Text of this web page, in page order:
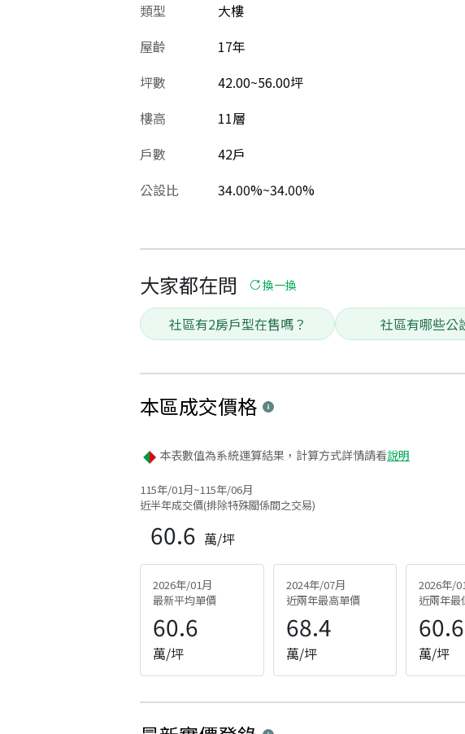
類型
大樓
屋齡
17年
坪數
42.00~56.00坪
樓高
11層
戶數
42戶
公設比
34.00%~34.00%
大家都在問 換一換
社區有2房戶型在售嗎？ 社區有哪些公
本區成交價格
本表數值為系統運算結果，計算方式詳情請看說明
115年/01月~115年/06月
近半年成交價(排除特殊關係間之交易)
60.6 萬/坪
2026年/01月
最新平均單價
60.6
萬/坪
2024年/07月
近兩年最高單價
68.4
萬/坪
2026年/
近兩年最
60.6
萬/坪